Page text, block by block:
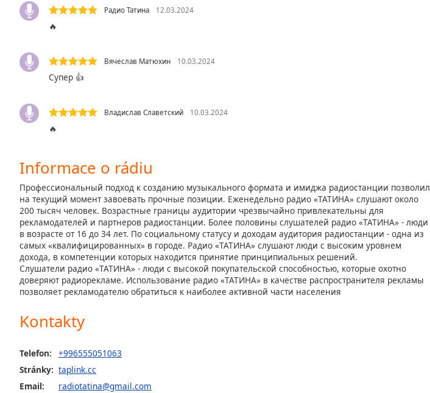
settings,
opens
dialog
subtitles
selected
Picture
Fullscreen
modal
window.
Beginning
window.
cancel
Радио Татина 12.03.2024
🔥
Вячеслав Матюхин 10.03.2024
Супер 👍
Владислав Славетский 10.03.2024
🔥
Informace o rádiu
Профессиональный подход к созданию музыкального формата и имиджа радиостанции позволил
на текущий момент завоевать прочные позиции. Еженедельно радио «ТАТИНА» слушают около
200 тысяч человек. Возрастные границы аудитории чрезвычайно привлекательны для
рекламодателей и партнеров радиостанции. Более половины слушателей радио «ТАТИНА» - люди
в возрасте от 16 до 34 лет. По социальному статусу и доходам аудитория радиостанции - одна из
самых «квалифицированных» в городе. Радио «ТАТИНА» слушают люди с высоким уровнем
дохода, в компетенции которых находится принятие принципиальных решений.
Слушатели радио «ТАТИНА» - люди с высокой покупательской способностью, которые охотно
доверяют радиорекламе. Использование радио «ТАТИНА» в качестве распространителя рекламы
позволяет рекламодателю обратиться к наиболее активной части населения
Kontakty
Telefon:
+996555051063
Stránky: taplink.cc
Email:
radiotatina@gmail.com